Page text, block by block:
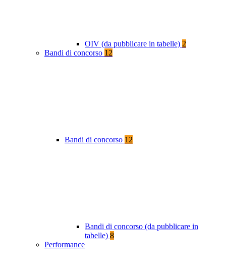
OIV (da pubblicare in tabelle) 2
Bandi di concorso 12
Bandi di concorso 12
Bandi di concorso (da pubblicare in
tabelle) 8
Performance